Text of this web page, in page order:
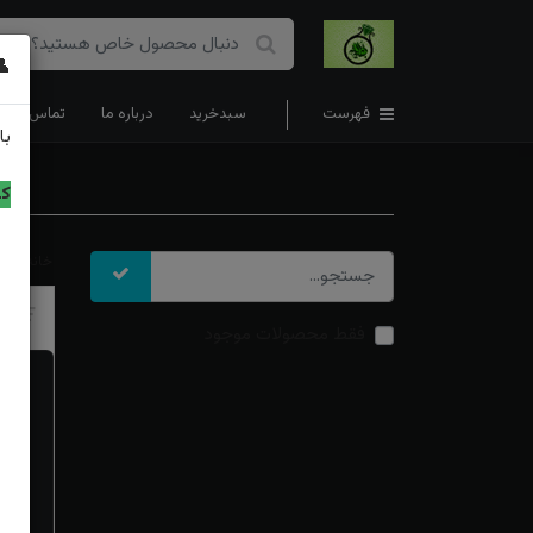
فهرست سبدخرید درباره ما تماس با ما